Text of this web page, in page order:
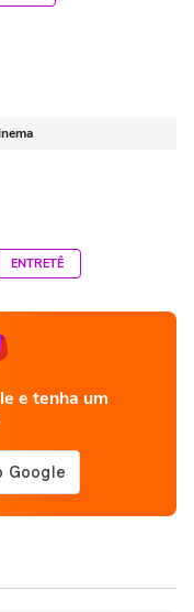
ENTRETÊ
e tenha um